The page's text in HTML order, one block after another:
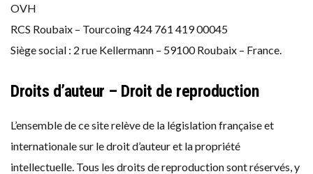
OVH
RCS Roubaix – Tourcoing 424 761 419 00045
Siège social : 2 rue Kellermann – 59100 Roubaix – France.
Droits d’auteur – Droit de reproduction
L’ensemble de ce site relève de la législation française et
internationale sur le droit d’auteur et la propriété
intellectuelle. Tous les droits de reproduction sont réservés, y